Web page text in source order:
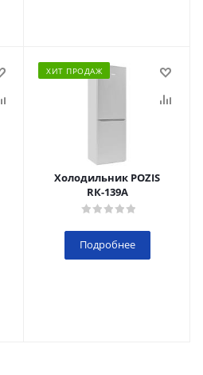
ХИТ ПРОДАЖ
Холодильник POZIS
RК-139А
Подробнее